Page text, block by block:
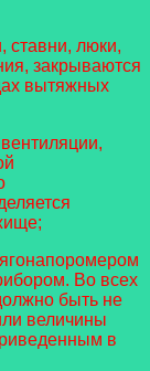
ставни, люки,
закрываются
вытяжных
Во всех
быть не
величины
в